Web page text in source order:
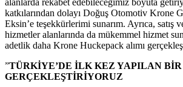
alanlarda rekabet edebileceğimiz boyuta
katkılarından dolayı Doğuş Otomotiv Krone
Eksin’e teşekkürlerimi sunarım. Ayrıca, satış
hizmetler alanlarında da mükemmel hizmet
adetlik daha Krone Huckepack alımı
”TÜRKİYE’DE İLK KEZ YAPILAN BİR
GERÇEKLEŞTİRİYORUZ